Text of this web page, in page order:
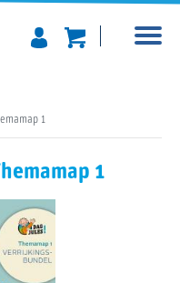
1
1